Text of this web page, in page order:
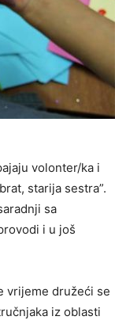
volonter/ka i
starija sestra”.
sa
i u još
vrijeme družeći se
iz oblasti